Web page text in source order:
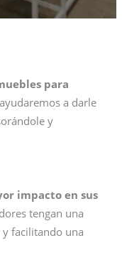
para
a darle
y
impacto en sus
tengan una
y facilitando una